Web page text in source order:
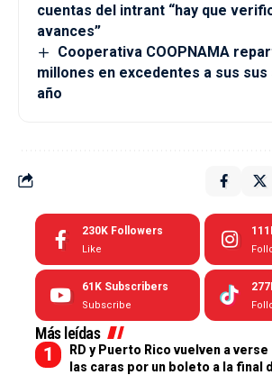
cuentas del intrant “hay que
avances”
Cooperativa COOPNAMA
millones en excedentes a sus
año
230K Followers
Like
61K Subscribers
Subscribe
Más leídas
RD y Puerto Rico vuelven a verse
las caras por un boleto a la final